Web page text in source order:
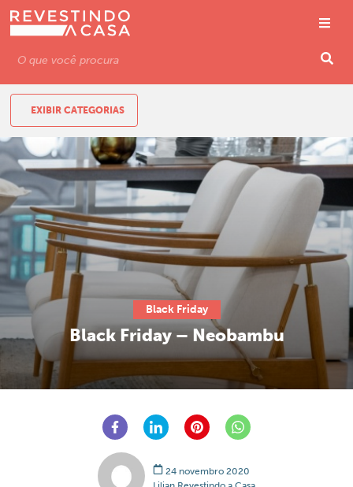
EXIBIR CATEGORIAS
Black Friday
Black Friday – Neobambu
24 novembro 2020